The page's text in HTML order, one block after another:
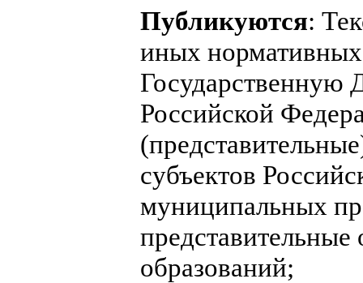
Публикуются:
иных
Государственную
Российской
субъектов
муниципальных
образований;